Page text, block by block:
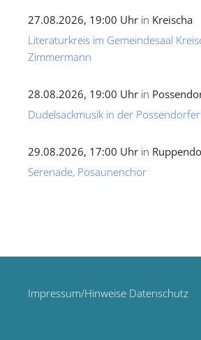
27.08.2026, 19:00 Uhr in Kreischa
Literaturkreis im Gemeindesaal
Zimmermann
28.08.2026, 19:00 Uhr in
Dudelsackmusik in der
29.08.2026, 17:00 Uhr in
Serenade, Posaunenchor
Impressum/Hinweise Datenschutz